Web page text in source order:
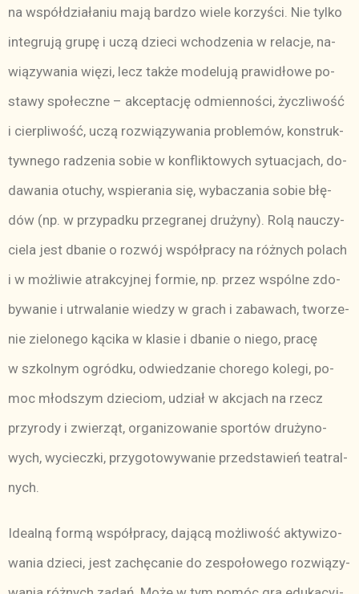
na współ­dzia­ła­niu ma­ją bar­dzo wie­le ko­rzy­ści. Nie tyl­ko
in­te­gru­ją gru­pę i uczą dzie­ci wcho­dze­nia w re­la­cje, na­
wią­zy­wa­nia wię­zi, lecz tak­że mo­de­lu­ją pra­wi­dło­we po­
sta­wy spo­łecz­ne – ak­cep­ta­cję od­mien­no­ści, życz­li­wość
i cier­pli­wość, uczą roz­wią­zy­wa­nia pro­ble­mów, kon­struk­
tyw­ne­go ra­dze­nia so­bie w kon­flik­to­wych sy­tu­acjach, do­
da­wa­nia otu­chy, wspie­ra­nia się, wy­ba­cza­nia so­bie błę­
dów (np. w przy­pad­ku prze­gra­nej dru­ży­ny). Ro­lą na­uczy­
cie­la jest dba­nie o roz­wój współ­pra­cy na róż­nych po­lach
i w moż­li­wie atrak­cyj­nej for­mie, np. przez wspól­ne zdo­
by­wa­nie i utrwa­la­nie wie­dzy w grach i za­ba­wach, two­rze­
nie zie­lo­ne­go ką­ci­ka w kla­sie i dba­nie o nie­go, pra­cę
w szkol­nym ogród­ku, od­wie­dza­nie cho­re­go ko­le­gi, po­
moc młod­szym dzie­ciom, udział w ak­cjach na rzecz
przy­ro­dy i zwie­rząt, or­ga­ni­zo­wa­nie spor­tów dru­ży­no­
wych, wy­ciecz­ki, przy­go­to­wy­wa­nie przed­sta­wień te­atral­
nych.
Ide­al­ną for­mą współ­pra­cy, da­ją­cą moż­li­wość ak­ty­wi­zo­
wa­nia dzie­ci, jest za­chę­ca­nie do ze­spo­ło­we­go roz­wią­zy­